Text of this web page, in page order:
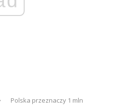
Polska przeznaczy 1 mln